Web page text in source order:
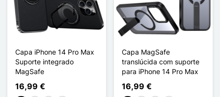
Capa iPhone 14 Pro Max
Suporte integrado
MagSafe
16,99 €
Capa MagSafe
translúcida com suporte
para iPhone 14 Pro Max
16,99 €